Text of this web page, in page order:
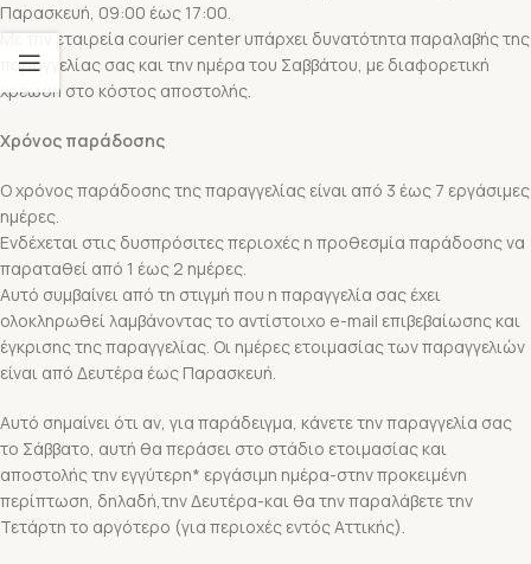
Παρασκευή, 09:00 έως 17:00.
Mε την εταιρεία courier center υπάρχει δυνατότητα παραλαβής της
παραγγελίας σας και την ημέρα του Σαββάτου, με διαφορετική
χρέωση στο κόστος αποστολής.
Χρόνος παράδοσης
Ο χρόνος παράδοσης της παραγγελίας είναι από 3 έως 7 εργάσιμες
ημέρες.
Ενδέχεται στις δυσπρόσιτες περιοχές η προθεσμία παράδοσης να
παραταθεί από 1 έως 2 ημέρες.
Αυτό συμβαίνει από τη στιγμή που η παραγγελία σας έχει
ολοκληρωθεί λαμβάνοντας το αντίστοιχο e-mail επιβεβαίωσης και
έγκρισης της παραγγελίας. Οι ημέρες ετοιμασίας των παραγγελιών
είναι από Δευτέρα έως Παρασκευή.
Αυτό σημαίνει ότι αν, για παράδειγμα, κάνετε την παραγγελία σας
το Σάββατο, αυτή θα περάσει στο στάδιο ετοιμασίας και
αποστολής την εγγύτερη* εργάσιμη ημέρα-στην προκειμένη
περίπτωση, δηλαδή,την Δευτέρα-και θα την παραλάβετε την
Τετάρτη το αργότερο (για περιοχές εντός Αττικής).